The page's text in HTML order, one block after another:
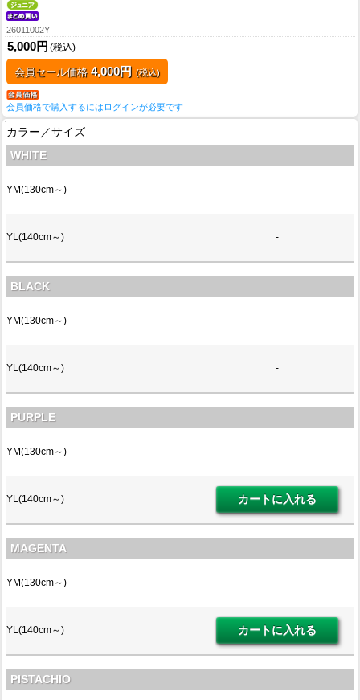
26011002Y
5,000円 (税込)
会員セール価格 4,000円 (税込)
会員価格で購入するにはログインが必要です
カラー／サイズ
WHITE
YM(130cm～) -
YL(140cm～) -
BLACK
YM(130cm～) -
YL(140cm～) -
PURPLE
YM(130cm～) -
YL(140cm～)
MAGENTA
YM(130cm～) -
YL(140cm～)
PISTACHIO